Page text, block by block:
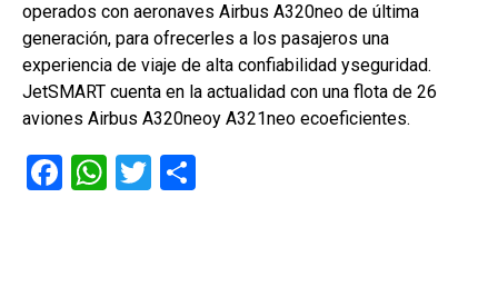
operados con aeronaves Airbus A320neo de última
generación, para ofrecerles a los pasajeros una
experiencia de viaje de alta confiabilidad yseguridad.
JetSMART cuenta en la actualidad con una flota de 26
aviones Airbus A320neoy A321neo ecoeficientes.
F
W T